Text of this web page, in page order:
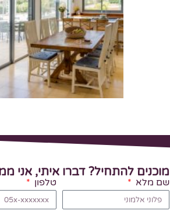
מוכנים להתחיל? דברו איתי, אני
שם מלא טלפון